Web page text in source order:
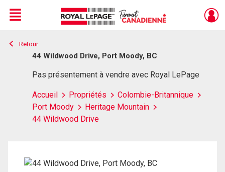
Live
En Direct
Menu
Retour
44 Wildwood Drive, Port Moody, BC
Pas présentement à vendre avec Royal LePage
Accueil Propriétés
Colombie-Britannique
Port Moody
Heritage Mountain
44 Wildwood Drive